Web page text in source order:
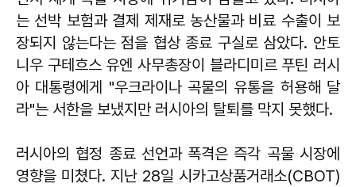
는 선박 보험과 결제 제재로 농산물과 비료 수출이 보
장되지 않는다는 점을 협상 종료 구실로 삼았다. 안토
니우 구테흐스 유엔 사무총장이 블라디미르 푸틴 러시
아 대통령에게 "우크라이나 곡물의 유통을 허용해 달
라"는 서한을 보냈지만 러시아의 탈퇴를 막지 못했다.
러시아의 협정 종료 선언과 폭격은 즉각 곡물 시장에
영향을 미쳤다. 지난 28일 시카고상품거래소(CBOT)